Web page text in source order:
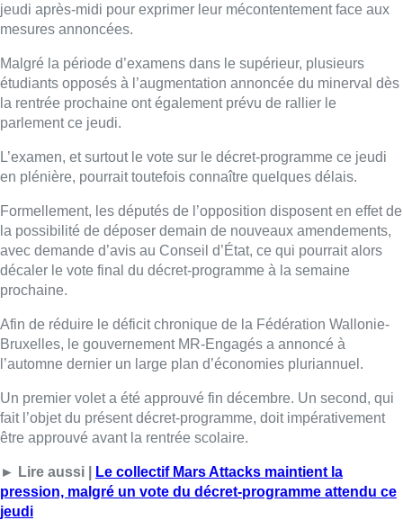
jeudi après-midi pour exprimer leur mécontentement face aux
mesures annoncées.
Malgré la période d’examens dans le supérieur, plusieurs
étudiants opposés à l’augmentation annoncée du minerval dès
la rentrée prochaine ont également prévu de rallier le
parlement ce jeudi.
L’examen, et surtout le vote sur le décret-programme ce jeudi
en plénière, pourrait toutefois connaître quelques délais.
Formellement, les députés de l’opposition disposent en effet de
la possibilité de déposer demain de nouveaux amendements,
avec demande d’avis au Conseil d’État, ce qui pourrait alors
décaler le vote final du décret-programme à la semaine
prochaine.
Afin de réduire le déficit chronique de la Fédération Wallonie-
Bruxelles, le gouvernement MR-Engagés a annoncé à
l’automne dernier un large plan d’économies pluriannuel.
Un premier volet a été approuvé fin décembre. Un second, qui
fait l’objet du présent décret-programme, doit impérativement
être approuvé avant la rentrée scolaire.
► Lire aussi |
Le collectif Mars Attacks maintient la
pression, malgré un vote du décret-programme attendu ce
jeudi